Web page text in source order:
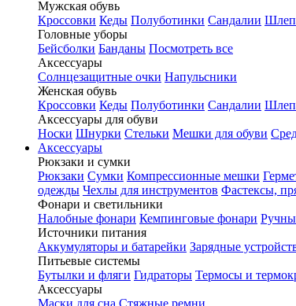
Мужская обувь
Кроссовки Кеды Полуботинки Сандалии
Головные уборы
Бейсболки Банданы Посмотреть все
Аксессуары
Солнцезащитные очки Напульсники
Женская обувь
Кроссовки Кеды Полуботинки Сандалии
Аксессуары для обуви
Носки Шнурки Стельки Мешки для обуви
Аксессуары
Рюкзаки и сумки
Рюкзаки Сумки Компрессионные мешки
одежды Чехлы для инструментов Фастексы,
Фонари и светильники
Налобные фонари Кемпинговые фонари
Источники питания
Аккумуляторы и батарейки Зарядные
Питьевые системы
Бутылки и фляги Гидраторы Термосы и
Аксессуары